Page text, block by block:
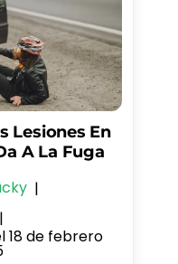
Lesiones En
A La Fuga
|
|
18 de febrero